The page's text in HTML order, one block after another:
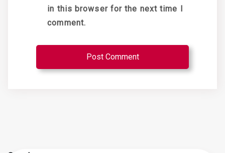
in this browser for the next time I
comment.